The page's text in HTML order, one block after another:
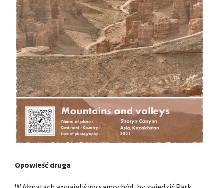
Opowieść druga